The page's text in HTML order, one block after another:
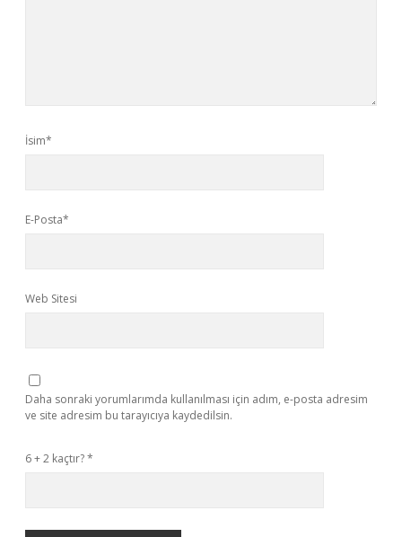
İsim*
E-Posta*
Web Sitesi
Daha sonraki yorumlarımda kullanılması için adım, e-posta adresim
ve site adresim bu tarayıcıya kaydedilsin.
6 + 2 kaçtır?*